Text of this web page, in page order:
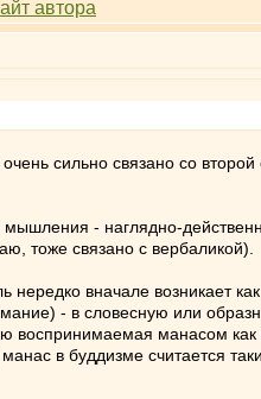
сильно связано со
- наглядно-
тоже связано с вербаликой).
вначале возникает
- в словесную или
манасом как
в буддизме считается